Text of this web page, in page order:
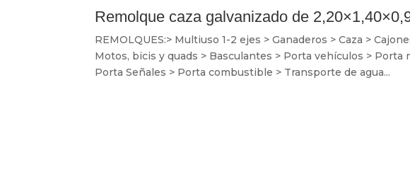
Remolque caza galvanizado de
REMOLQUES:> Multiuso 1-2 ejes > Ganaderos > Caza >
Motos, bicis y quads > Basculantes > Porta vehículos >
Porta Señales > Porta combustible > Transporte de agua...